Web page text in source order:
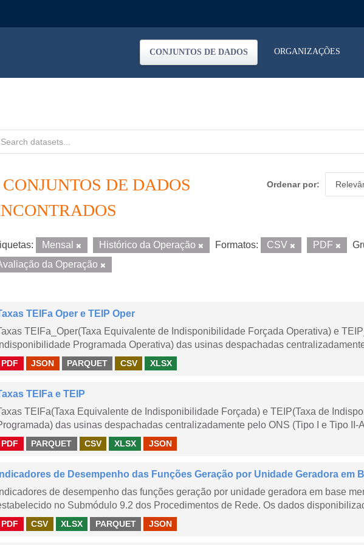
CONJUNTOS DE DADOS ORGANIZAÇÕES
Ordenar por
CONJUNTOS DE DADOS
Mensal Histórico da Operação Formatos: CSV PDF
da Operação
TEIFa Oper e TEIP Oper
TEIFa_Oper(Taxa Equivalente de Indisponibilidade Forçada Operativa) e
Indisponibilidade Programada Operativa) das usinas despachadas
PDF JSON PARQUET CSV XLSX
TEIFa e TEIP
TEIFa(Taxa Equivalente de Indisponibilidade Forçada) e TEIP(Taxa de
das usinas despachadas centralizadamente pelo ONS (Tipo I e Tipo II-
PDF PARQUET CSV XLSX JSON
Indicadores de Desempenho das Funções Geração por Unidade Geradora em
Indicadores de desempenho das funções geração por unidade geradora em base
no Submódulo 9.2 dos Procedimentos de Rede. Os dados
PDF CSV XLSX PARQUET JSON